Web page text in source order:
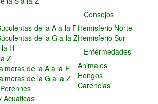
de la A a la F
de la G a la Z
H
Z
de la A a la F
de la G a la Z
Acuáticas
Consejos
Hemisferio Norte
Hemisferio Sur
Enfermedades
Animales
Hongos
Carencias